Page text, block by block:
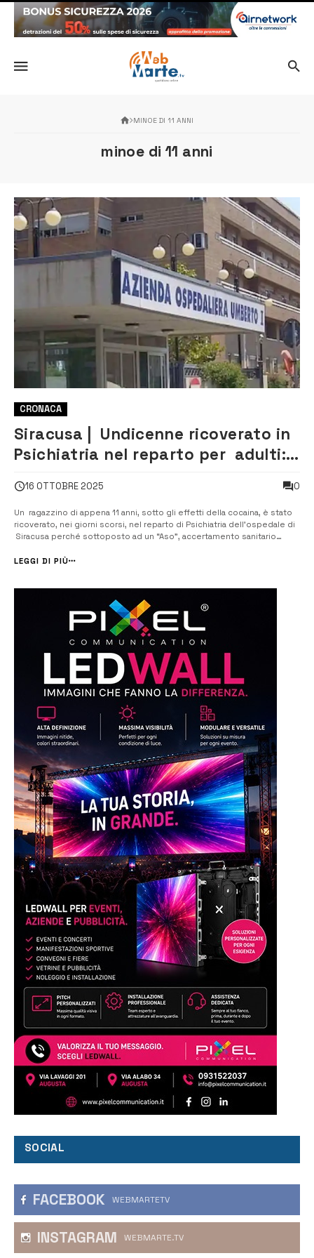
MINOE DI 11 ANNI
minoe di 11 anni
CRONACA
Siracusa | Undicenne ricoverato in
Psichiatria nel reparto per adulti: è
16 OTTOBRE 2025 0
Un ragazzino di appena 11 anni, sotto gli effetti della cocaina, è stato
ricoverato, nei giorni scorsi, nel reparto di Psichiatria dell’ospedale di
Siracusa perché sottoposto ad un “Aso”, accertamento sanitario
situazione tra l’altro molto delicata, &nb...
LEGGI DI PIÙ
SOCIAL
FACEBOOK WEBMARTETV
INSTAGRAM WEBMARTE.TV